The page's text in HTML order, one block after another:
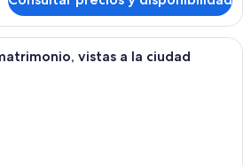
Habitación de hotel con cama, vista
vistas a la ciudad